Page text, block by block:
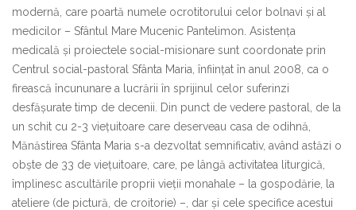
modernă, care poartă numele ocrotitorului celor bolnavi și al
medicilor – Sfântul Mare Mucenic Pantelimon. Asistenţa
medicală şi proiectele social-misionare sunt coordonate prin
Centrul social-pastoral Sfânta Maria, înființat în anul 2008, ca o
firească încununare a lucrării în sprijinul celor suferinzi
desfășurate timp de decenii. Din punct de vedere pastoral, de la
un schit cu 2-3 viețuitoare care deserveau casa de odihnă,
Mănăstirea Sfânta Maria s-a dezvoltat semnificativ, având astăzi o
obște de 33 de viețuitoare, care, pe lângă activitatea liturgică,
împlinesc ascultările proprii vieții monahale – la gospodărie, la
ateliere (de pictură, de croitorie) –, dar și cele specifice acestui